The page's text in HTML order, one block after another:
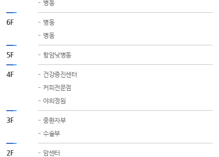
병동
6F
병동
병동
5F 항암낮병동
4F
건강증진센터
커피전문점
야외정원
3F
중환자부
수술부
2F
암센터